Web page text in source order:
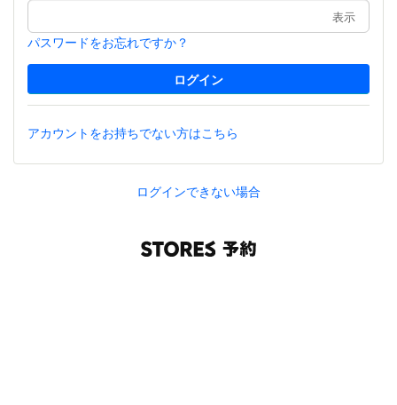
表示
パスワードをお忘れですか？
アカウントをお持ちでない方はこちら
ログインできない場合